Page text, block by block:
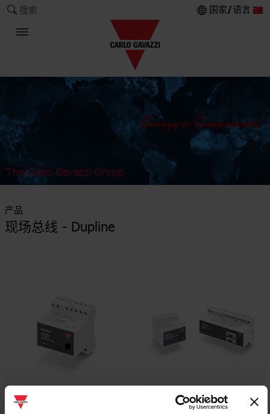
搜索 国家/语言
The Carlo Gavazzi Group
产品
现场总线 - Dupline
Digital input devices
(17)
Central devices